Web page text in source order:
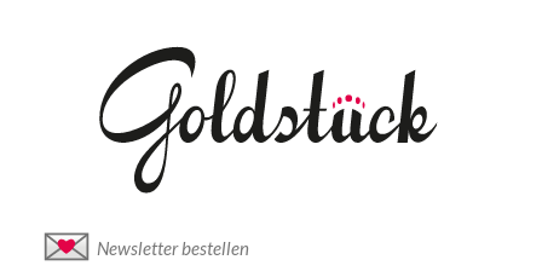
Newsletter bestellen